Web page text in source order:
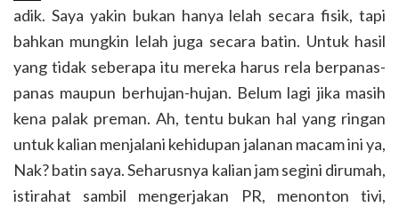
adik. Saya yakin bukan hanya lelah secara fisik, tapi
bahkan mungkin lelah juga secara batin. Untuk hasil
yang tidak seberapa itu mereka harus rela berpanas-
panas maupun berhujan-hujan. Belum lagi jika masih
kena palak preman. Ah, tentu bukan hal yang ringan
untuk kalian menjalani kehidupan jalanan macam ini ya,
Nak? batin saya. Seharusnya kalian jam segini dirumah,
istirahat sambil mengerjakan PR, menonton tivi,